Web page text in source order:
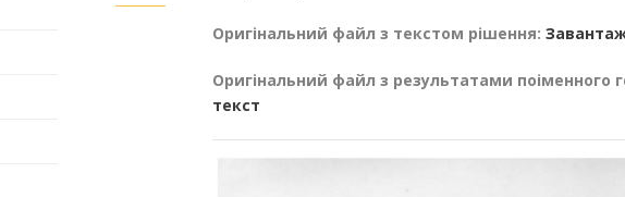
Оригінальний файл з текстом рішення:
Оригінальний файл з результатами поіменного
текст